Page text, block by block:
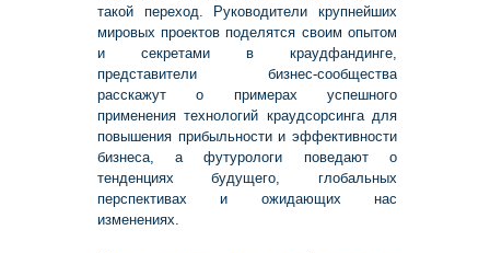
такой переход. Руководители крупнейших
мировых проектов поделятся своим опытом
и секретами в краудфандинге,
представители бизнес-сообщества
расскажут о примерах успешного
применения технологий краудсорсинга для
повышения прибыльности и эффективности
бизнеса, а футурологи поведают о
тенденциях будущего, глобальных
перспективах и ожидающих нас
изменениях.